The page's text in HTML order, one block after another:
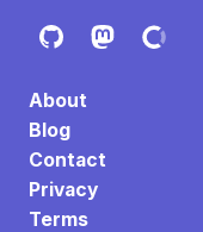
About
Blog
Contact
Privacy
Terms